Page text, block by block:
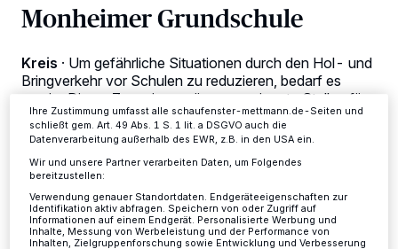
Monheimer Grundschule
Kreis · Um gefährliche Situationen durch den Hol- und
Bringverkehr vor Schulen zu reduzieren, bedarf es
zweier Dinge: Zum einen müssen geeignete Stellen für
die so genannten „Elternhaltestellen“ im Umfeld einer
Schule gefunden werden, zum anderen müssen diese
werden. Dabei unterstützt die Abteilung
Anzeigen möglicherweise nicht mehr so relevant für Sie. Sie können
Einstellungen oder Ablehnen am unteren Rand der Webseite klicken.
Ihre Einstellungen gelten innerhalb unseres Website. Weitere
Informationen finden Sie in unserer Datenschutzerklärung.
Ihre Zustimmung umfasst alle schaufenster-mettmann.de-Seiten und
schließt gem. Art. 49 Abs. 1 S. 1 lit. a DSGVO auch die
Datenverarbeitung außerhalb des EWR, z.B. in den USA ein.
Wir und unsere Partner verarbeiten Daten, um Folgendes
bereitzustellen:
Verwendung genauer Standortdaten. Endgeräteeigenschaften zur
Identifikation aktiv abfragen. Speichern von oder Zugriff auf
Informationen auf einem Endgerät. Personalisierte Werbung und
Inhalte, Messung von Werbeleistung und der Performance von
Inhalten, Zielgruppenforschung sowie Entwicklung und Verbesserung